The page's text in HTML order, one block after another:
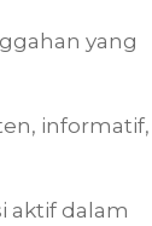
yang
informatif,
aktif dalam